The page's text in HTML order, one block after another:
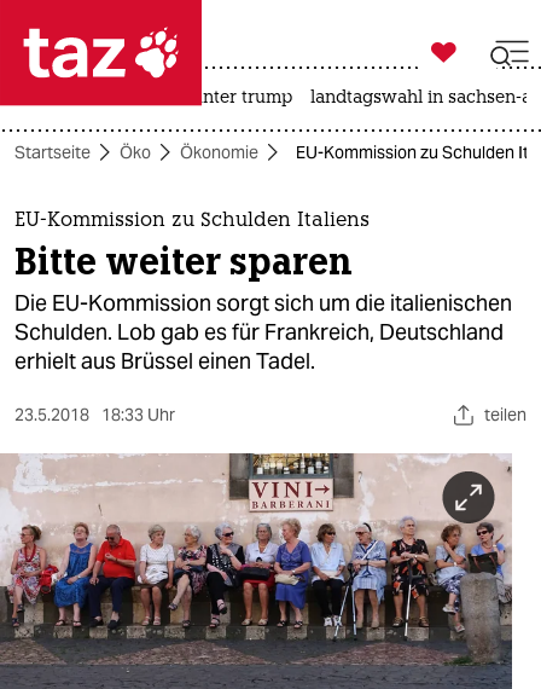
 taz zahl ich
taz zahl ich
themen
politik
öko
sport
berlin
nord
wahrheit

taz zahl ich
usa unter trump landtagswahl in sachsen-
Startseite Öko Ökonomie EU-Kommission zu Schulden
EU-Kommission zu Schulden Italiens
Bitte weiter sparen
Die EU-Kommission sorgt sich um die italienischen
Schulden. Lob gab es für Frankreich, Deutschland
erhielt aus Brüssel einen Tadel.
23.5.2018 18:33 Uhr teilen